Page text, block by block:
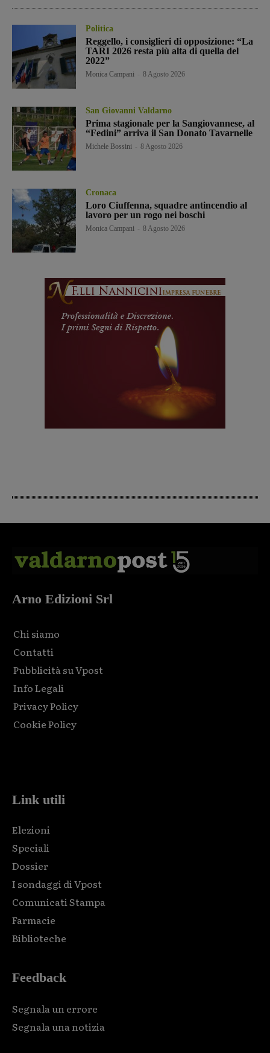
Politica
Reggello, i consiglieri di opposizione: “La
TARI 2026 resta più alta di quella del
2022”
Monica Campani 8 Agosto 2026
San Giovanni Valdarno
Prima stagionale per la Sangiovannese, al
“Fedini” arriva il San Donato Tavarnelle
Michele Bossini 8 Agosto 2026
Cronaca
Loro Ciuffenna, squadre antincendio al
lavoro per un rogo nei boschi
Monica Campani 8 Agosto 2026
Arno Edizioni Srl
Chi siamo
Contatti
Pubblicità su Vpost
Info Legali
Privacy Policy
Cookie Policy
Link utili
Elezioni
Speciali
Dossier
I sondaggi di Vpost
Comunicati Stampa
Farmacie
Biblioteche
Feedback
Segnala un errore
Segnala una notizia